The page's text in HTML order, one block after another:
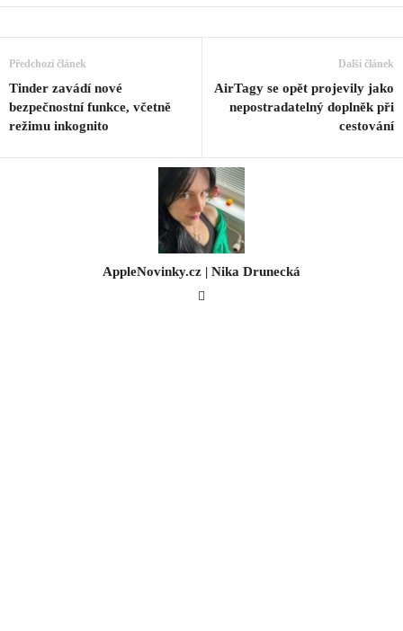
Předchozí článek
Tinder zavádí nové
bezpečnostní funkce, včetně
režimu inkognito
Další článek
AirTagy se opět projevily jako
nepostradatelný doplněk při
cestování
AppleNovinky.cz | Nika Drunecká